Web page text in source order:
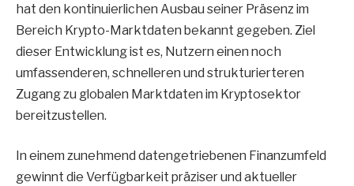
hat den kontinuierlichen Ausbau seiner Präsenz im
Bereich Krypto-Marktdaten bekannt gegeben. Ziel
dieser Entwicklung ist es, Nutzern einen noch
umfassenderen, schnelleren und strukturierteren
Zugang zu globalen Marktdaten im Kryptosektor
bereitzustellen.
In einem zunehmend datengetriebenen Finanzumfeld
gewinnt die Verfügbarkeit präziser und aktueller